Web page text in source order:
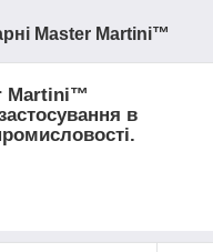
Master Martini™
Martini™
в